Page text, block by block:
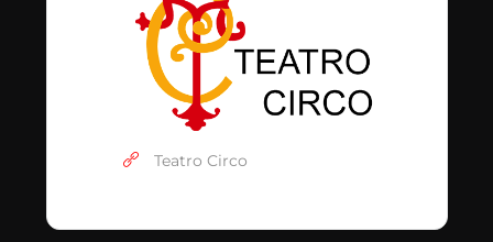
Teatro Circo